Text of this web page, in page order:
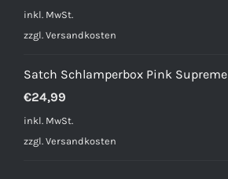
inkl. MwSt.
zzgl. Versandkosten
Satch Schlamperbox Pink Supreme
€24,99
inkl. MwSt.
zzgl. Versandkosten